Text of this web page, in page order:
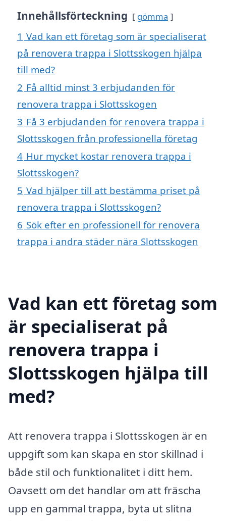
Innehållsförteckning gömma
1 Vad kan ett företag som är specialiserat
på renovera trappa i Slottsskogen hjälpa
till med?
2 Få alltid minst 3 erbjudanden för
renovera trappa i Slottsskogen
3 Få 3 erbjudanden för renovera trappa i
Slottsskogen från professionella företag
4 Hur mycket kostar renovera trappa i
Slottsskogen?
5 Vad hjälper till att bestämma priset på
renovera trappa i Slottsskogen?
6 Sök efter en professionell för renovera
trappa i andra städer nära Slottsskogen
Vad kan ett företag som
är specialiserat på
renovera trappa i
Slottsskogen hjälpa till
med?
Att renovera trappa i Slottsskogen är en
uppgift som kan skapa en stor skillnad i
både stil och funktionalitet i ditt hem.
Oavsett om det handlar om att fräscha
upp en gammal trappa, byta ut slitna